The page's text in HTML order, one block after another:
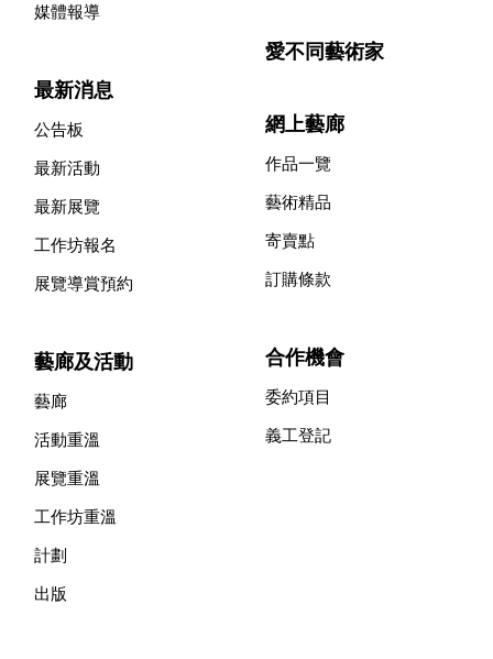
媒體報導
最新消息
公告板
最新活動
最新展覽
工作坊報名
展覽導賞預約
藝廊及活動
藝廊
活動重溫
展覽重溫
工作坊重溫
計劃
出版
愛不同藝術家
網上藝廊
作品一覽
藝術精品
寄賣點
訂購條款
合作機會
委約項目
義工登記